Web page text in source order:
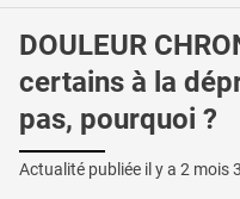
DOULEUR
certains à la
pas, pourquoi ?
Actualité publiée il y a 2 mois